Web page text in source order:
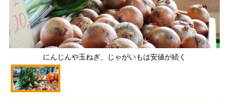
にんじんや玉ねぎ、じゃがいもは安値が続く